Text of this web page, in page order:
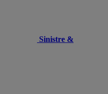
Sinistre &